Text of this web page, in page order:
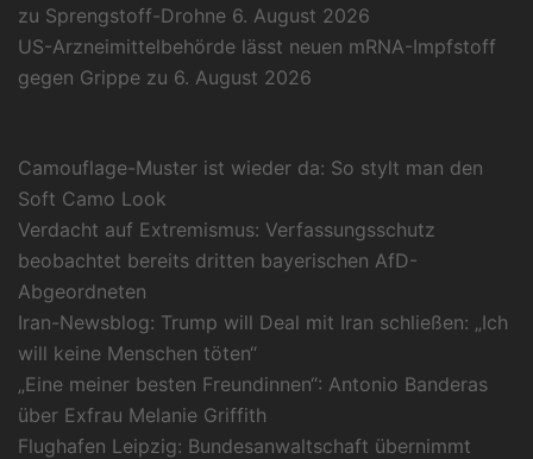
zu Sprengstoff-Drohne 6. August 2026
US-Arzneimittelbehörde lässt neuen mRNA-Impfstoff
gegen Grippe zu 6. August 2026
Camouflage-Muster ist wieder da: So stylt man den
Soft Camo Look
Verdacht auf Extremismus: Verfassungsschutz
beobachtet bereits dritten bayerischen AfD-
Abgeordneten
Iran-Newsblog: Trump will Deal mit Iran schließen: „Ich
will keine Menschen töten“
„Eine meiner besten Freundinnen“: Antonio Banderas
über Exfrau Melanie Griffith
Flughafen Leipzig: Bundesanwaltschaft übernimmt